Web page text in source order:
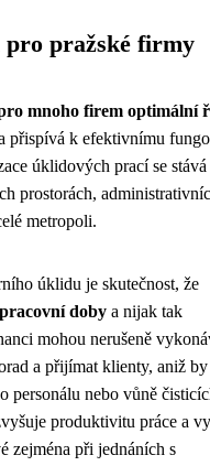
pražské firmy
mnoho firem optimální
přispívá k efektivnímu
úklidových prací se stává
prostorách,
metropoli.
úklidu je skutečnost, že
doby a nijak tak
mohou nerušeně
a přijímat klienty, aniž
personálu nebo vůně
produktivitu práce a
zejména při jednáních s